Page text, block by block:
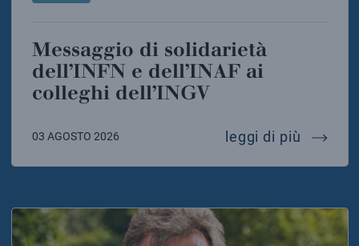
Messaggio di solidarietà
dell’INFN e dell’INAF ai
colleghi dell’INGV
03 AGOSTO 2026 leggi di più